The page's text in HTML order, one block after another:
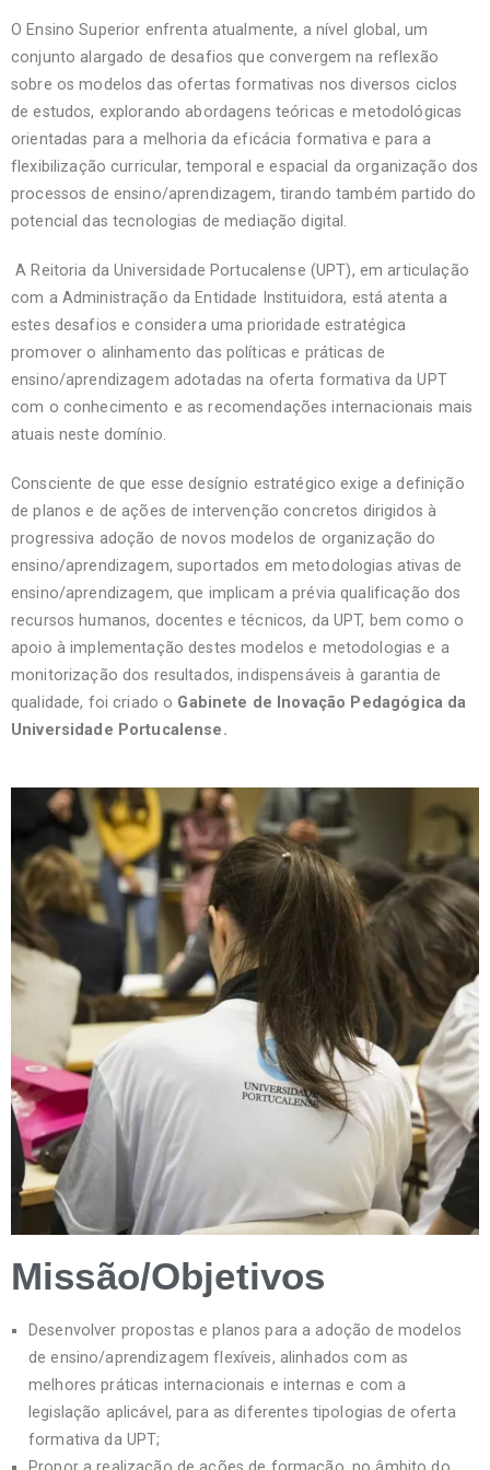
O Ensino Superior enfrenta atualmente, a nível global, um
conjunto alargado de desafios que convergem na reflexão
sobre os modelos das ofertas formativas nos diversos ciclos
de estudos, explorando abordagens teóricas e metodológicas
orientadas para a melhoria da eficácia formativa e para a
flexibilização curricular, temporal e espacial da organização dos
processos de ensino/aprendizagem, tirando também partido do
potencial das tecnologias de mediação digital.
A Reitoria da Universidade Portucalense (UPT), em articulação
com a Administração da Entidade Instituidora, está atenta a
estes desafios e considera uma prioridade estratégica
promover o alinhamento das políticas e práticas de
ensino/aprendizagem adotadas na oferta formativa da UPT
com o conhecimento e as recomendações internacionais mais
atuais neste domínio.
Consciente de que esse desígnio estratégico exige a definição
de planos e de ações de intervenção concretos dirigidos à
progressiva adoção de novos modelos de organização do
ensino/aprendizagem, suportados em metodologias ativas de
ensino/aprendizagem, que implicam a prévia qualificação dos
recursos humanos, docentes e técnicos, da UPT, bem como o
apoio à implementação destes modelos e metodologias e a
monitorização dos resultados, indispensáveis à garantia de
qualidade, foi criado o Gabinete de Inovação Pedagógica da
Universidade Portucalense.
Missão/Objetivos
Desenvolver propostas e planos para a adoção de modelos
de ensino/aprendizagem flexíveis, alinhados com as
melhores práticas internacionais e internas e com a
legislação aplicável, para as diferentes tipologias de oferta
formativa da UPT;